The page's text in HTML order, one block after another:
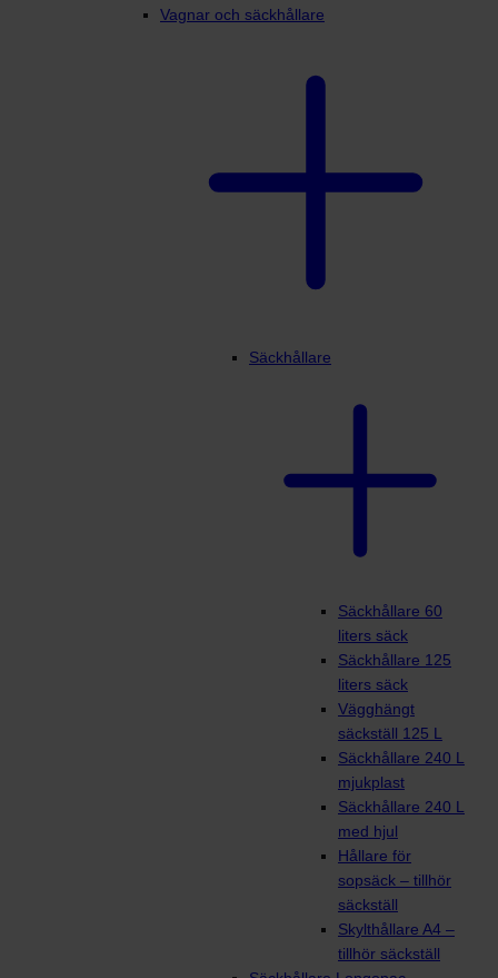
Vagnar och säckhållare
Säckhållare
Säckhållare 60
liters säck
Säckhållare 125
liters säck
Vägghängt
säckställ 125 L
Säckhållare 240 L
mjukplast
Säckhållare 240 L
med hjul
Hållare för
sopsäck – tillhör
säckställ
Skylthållare A4 –
tillhör säckställ